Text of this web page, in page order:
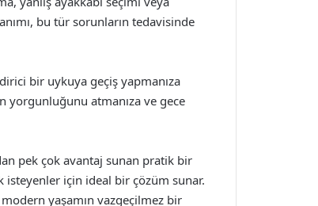
bu tür sorunların tedavisinde
bir uykuya geçiş yapmanıza
yorgunluğunu atmanıza ve gece
pek çok avantaj sunan pratik bir
isteyenler için ideal bir çözüm sunar.
yaşamın vazgeçilmez bir